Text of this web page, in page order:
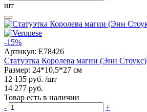
шт
-15%
Артикул: E78426
Статуэтка Королева магии (Энн Стоукс)
Размер: 24*10,5*27 см
12 135 руб. /шт
14 277 руб.
Товар есть в наличии
-
+